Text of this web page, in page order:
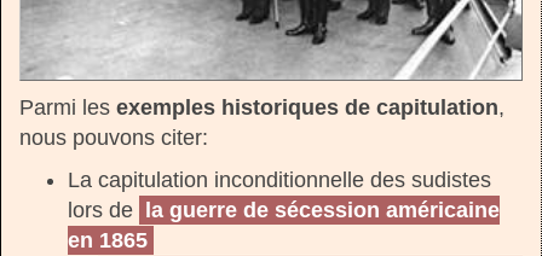
Parmi les exemples historiques de capitulation,
nous pouvons citer:
La capitulation inconditionnelle des sudistes
lors de la guerre de sécession américaine
en 1865